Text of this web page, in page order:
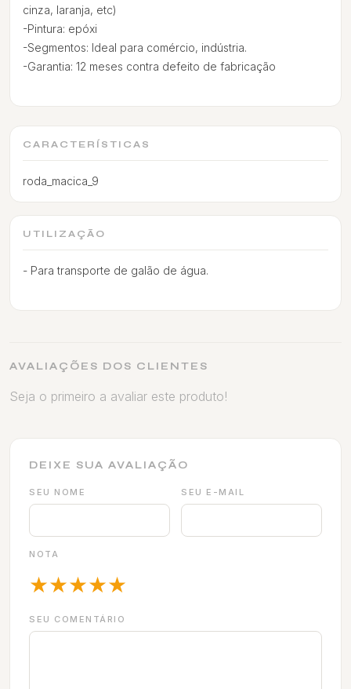
cinza, laranja, etc)
-Pintura: epóxi
-Segmentos: Ideal para comércio, indústria.
-Garantia: 12 meses contra defeito de fabricação
CARACTERÍSTICAS
roda_macica_9
UTILIZAÇÃO
- Para transporte de galão de água.
AVALIAÇÕES DOS CLIENTES
Seja o primeiro a avaliar este produto!
DEIXE SUA AVALIAÇÃO
SEU NOME SEU E-MAIL
NOTA
★★★★★
SEU COMENTÁRIO